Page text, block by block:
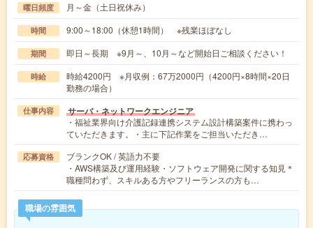
曜日頻度 月～金（土日祝休み）
時間 9:00～18:00（休憩1時間） ※残業ほぼなし
期間 即日～長期 ※9月～、10月～など開始日ご相談ください！
時給
時給4200円 ※月収例：67万2000円（4200円×8時間×20日
勤務の場合）
仕事内容 サーバ・ネットワークエンジニア
・福祉業界向け介護記録連携システム設計構築案件に携わっ
ていただきます。・主に下記作業をご担当いただき…
応募資格
ブランクOK / 英語力不要
・AWS構築及び運用経験・ソフトウェア開発に関する知見＊
職種問わず、スキルある方やフリーランスの方も…
職場の雰囲気